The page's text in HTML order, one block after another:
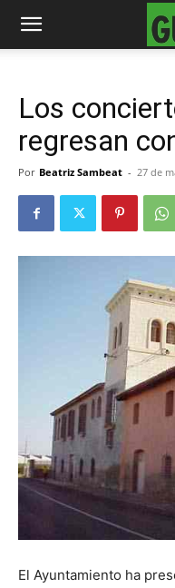
Los
regresan
Por Beatriz Sambeat - 27 de
El Ayuntamiento ha